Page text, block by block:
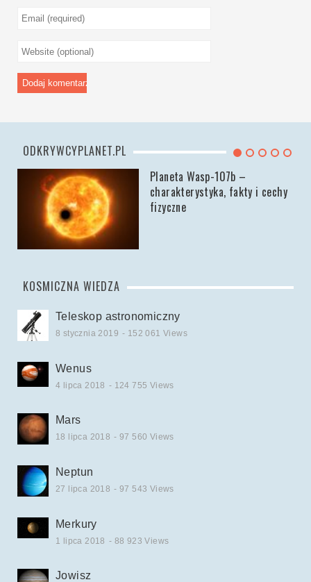
ODKRYWCYPLANET.PL
Planeta Wasp-107b –
charakterystyka, fakty i cechy
fizyczne
KOSMICZNA WIEDZA
Teleskop astronomiczny
8 stycznia 2019 - 152 061 Views
Wenus
4 lipca 2018 - 124 755 Views
Mars
18 lipca 2018 - 97 560 Views
Neptun
27 lipca 2018 - 97 543 Views
Merkury
1 lipca 2018 - 88 923 Views
Jowisz